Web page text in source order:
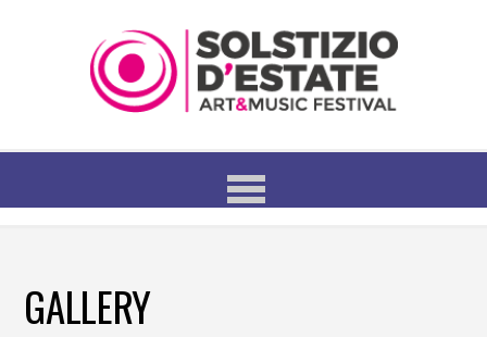
GALLERY